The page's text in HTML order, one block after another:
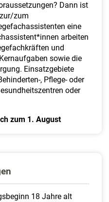
Dann ist
zum
eine
arbeiten
und
sowie die
Einsatzgebiete
, Pflege- oder
oder
zum 1. August
18 Jahre alt